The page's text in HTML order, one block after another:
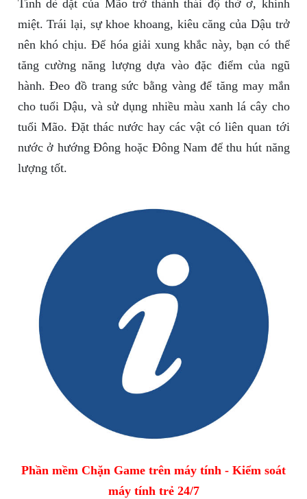
Tính dè dặt của Mão trở thành thái độ thờ ơ, khinh
miệt. Trái lại, sự khoe khoang, kiêu căng của Dậu trở
nên khó chịu. Để hóa giải xung khắc này, bạn có thể
tăng cường năng lượng dựa vào đặc điểm của ngũ
hành. Đeo đồ trang sức bằng vàng để tăng may mắn
cho tuổi Dậu, và sử dụng nhiều màu xanh lá cây cho
tuổi Mão. Đặt thác nước hay các vật có liên quan tới
nước ở hướng Đông hoặc Đông Nam để thu hút năng
lượng tốt.
Phần mềm Chặn Game trên máy tính - Kiểm soát
máy tính trẻ 24/7